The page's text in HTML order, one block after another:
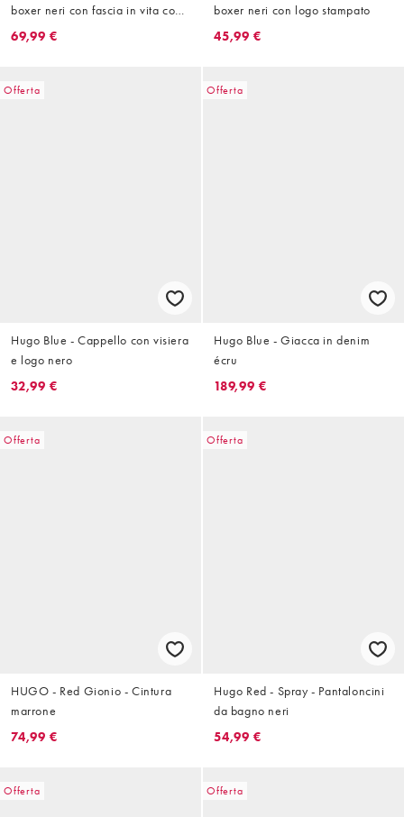
boxer neri con fascia in vita con
logo
69,99 €
boxer neri con logo stampato
45,99 €
Offerta
Hugo Blue - Cappello con visiera
e logo nero
32,99 €
Offerta
Hugo Blue - Giacca in denim
écru
189,99 €
Offerta
HUGO - Red Gionio - Cintura
marrone
74,99 €
Offerta
Hugo Red - Spray - Pantaloncini
da bagno neri
54,99 €
Offerta Offerta